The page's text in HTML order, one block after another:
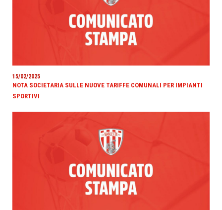
15/02/2025
NOTA SOCIETARIA SULLE NUOVE TARIFFE COMUNALI PER IMPIANTI
SPORTIVI